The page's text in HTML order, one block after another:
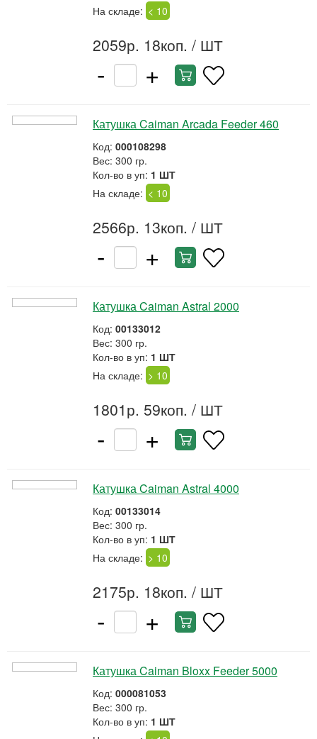
На складе: < 10
2059р. 18коп. / ШТ
- +
Катушка Caiman Arcada Feeder 460
Код: 000108298
Вес: 300 гр.
Кол-во в уп: 1 ШТ
На складе: < 10
2566р. 13коп. / ШТ
- +
Катушка Caiman Astral 2000
Код: 00133012
Вес: 300 гр.
Кол-во в уп: 1 ШТ
На складе: > 10
1801р. 59коп. / ШТ
- +
Катушка Caiman Astral 4000
Код: 00133014
Вес: 300 гр.
Кол-во в уп: 1 ШТ
На складе: > 10
2175р. 18коп. / ШТ
- +
Катушка Caiman Bloxx Feeder 5000
Код: 000081053
Вес: 300 гр.
Кол-во в уп: 1 ШТ